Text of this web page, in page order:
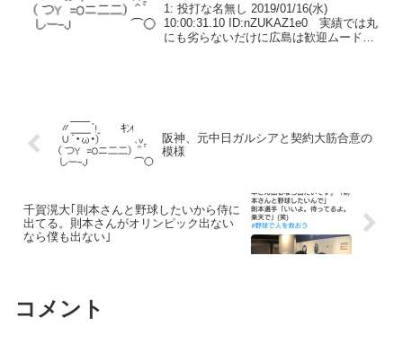
1: 投打な名無し 2019/01/16(水)
10:00:31.10 ID:nZUKAZ1e0 実績では丸
にも劣らないだけに広島は歓迎ムード。
阪神、元中日ガルシアと契約大筋合意の
模様
千賀滉大｢則本さんと野球したいから侍に
出てる。則本さんがオリンピック出ない
なら僕も出ない｣
コメント